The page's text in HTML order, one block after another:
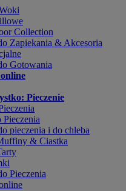
Collection
Zapiekania & Akcesoria
Gotowania
Pieczenie
Pieczenia
pieczenia i do chleba
& Ciastka
Pieczenia